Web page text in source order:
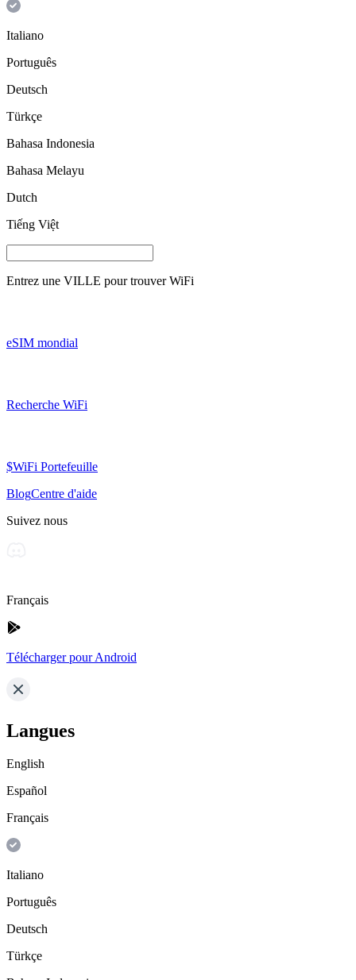
Italiano
Português
Deutsch
Türkçe
Bahasa Indonesia
Bahasa Melayu
Dutch
Tiếng Việt
Entrez une VILLE pour trouver WiFi
eSIM mondial
Recherche WiFi
$WiFi Portefeuille
BlogCentre d'aide
Suivez nous
Français
Télécharger pour Android
Langues
English
Español
Français
Italiano
Português
Deutsch
Türkçe